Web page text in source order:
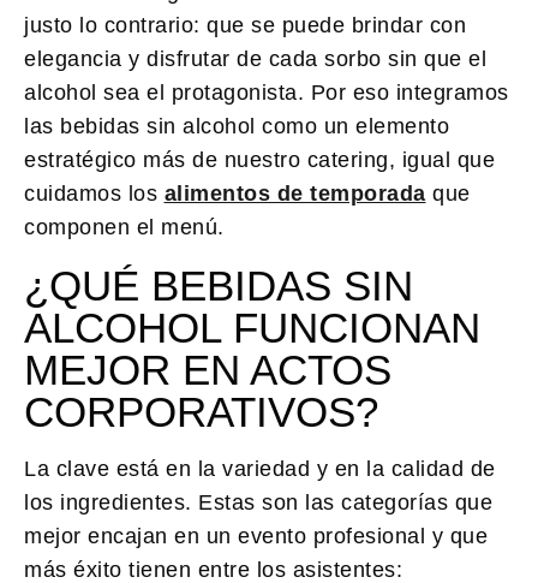
justo lo contrario: que se puede brindar con
elegancia y disfrutar de cada sorbo sin que el
alcohol sea el protagonista. Por eso integramos
las bebidas sin alcohol como un elemento
estratégico más de nuestro catering, igual que
cuidamos los alimentos de temporada que
componen el menú.
¿QUÉ BEBIDAS SIN
ALCOHOL FUNCIONAN
MEJOR EN ACTOS
CORPORATIVOS?
La clave está en la variedad y en la calidad de
los ingredientes. Estas son las categorías que
mejor encajan en un evento profesional y que
más éxito tienen entre los asistentes: